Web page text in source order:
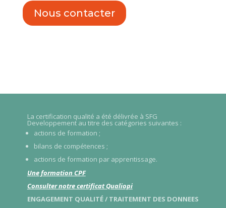
Nous contacter
La certification qualité a été délivrée à SFG
Developpement au titre des catégories suivantes :
actions de formation ;
bilans de compétences ;
actions de formation par apprentissage.
Une formation CPF
Consulter notre certificat Qualiopi
ENGAGEMENT QUALITÉ / TRAITEMENT DES DONNEES